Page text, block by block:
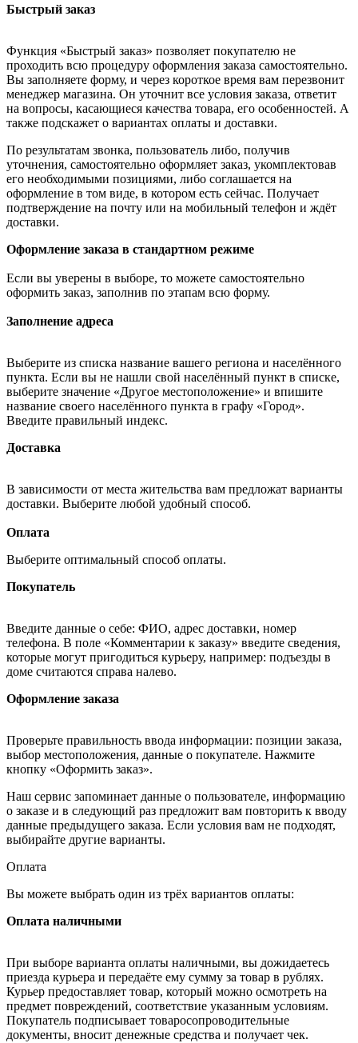
Быстрый заказ
Функция «Быстрый заказ» позволяет покупателю не
проходить всю процедуру оформления заказа самостоятельно.
Вы заполняете форму, и через короткое время вам перезвонит
менеджер магазина. Он уточнит все условия заказа, ответит
на вопросы, касающиеся качества товара, его особенностей. А
также подскажет о вариантах оплаты и доставки.
По результатам звонка, пользователь либо, получив
уточнения, самостоятельно оформляет заказ, укомплектовав
его необходимыми позициями, либо соглашается на
оформление в том виде, в котором есть сейчас. Получает
подтверждение на почту или на мобильный телефон и ждёт
доставки.
Оформление заказа в стандартном режиме
Если вы уверены в выборе, то можете самостоятельно
оформить заказ, заполнив по этапам всю форму.
Заполнение адреса
Выберите из списка название вашего региона и населённого
пункта. Если вы не нашли свой населённый пункт в списке,
выберите значение «Другое местоположение» и впишите
название своего населённого пункта в графу «Город».
Введите правильный индекс.
Доставка
В зависимости от места жительства вам предложат варианты
доставки. Выберите любой удобный способ.
Оплата
Выберите оптимальный способ оплаты.
Покупатель
Введите данные о себе: ФИО, адрес доставки, номер
телефона. В поле «Комментарии к заказу» введите сведения,
которые могут пригодиться курьеру, например: подъезды в
доме считаются справа налево.
Оформление заказа
Проверьте правильность ввода информации: позиции заказа,
выбор местоположения, данные о покупателе. Нажмите
кнопку «Оформить заказ».
Наш сервис запоминает данные о пользователе, информацию
о заказе и в следующий раз предложит вам повторить к вводу
данные предыдущего заказа. Если условия вам не подходят,
выбирайте другие варианты.
Оплата
Вы можете выбрать один из трёх вариантов оплаты:
Оплата наличными
При выборе варианта оплаты наличными, вы дожидаетесь
приезда курьера и передаёте ему сумму за товар в рублях.
Курьер предоставляет товар, который можно осмотреть на
предмет повреждений, соответствие указанным условиям.
Покупатель подписывает товаросопроводительные
документы, вносит денежные средства и получает чек.